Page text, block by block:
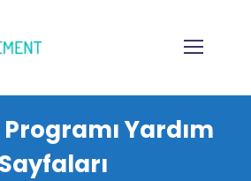
Programı Yardım
Sayfaları